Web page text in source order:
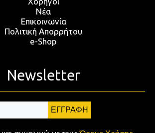
Νέα
Επικοινωνία
Πολιτική Απορρήτου
e-Shop
Newsletter